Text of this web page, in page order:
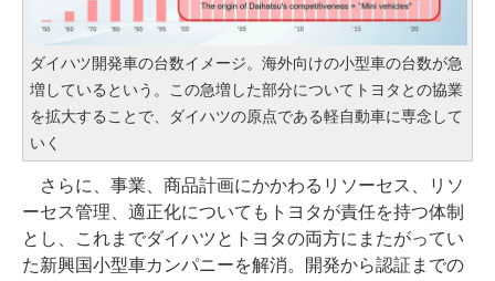
ダイハツ開発車の台数イメージ。海外向けの小型車の台数が急
増しているという。この急増した部分についてトヨタとの協業
を拡大することで、ダイハツの原点である軽自動車に専念して
いく
さらに、事業、商品計画にかかわるリソーセス、リソ
ーセス管理、適正化についてもトヨタが責任を持つ体制
とし、これまでダイハツとトヨタの両方にまたがってい
た新興国小型車カンパニーを解消。開発から認証までの